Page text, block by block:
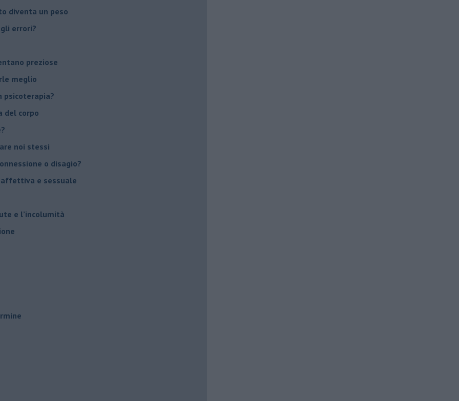
diventa un peso
errori?
preziose
meglio
psicoterapia?
del corpo
noi stessi
o disagio?
affettiva e sessuale
e l’incolumità